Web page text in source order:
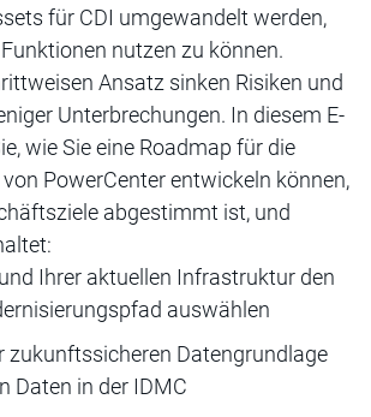
für CDI umgewandelt werden,
nutzen zu können.
Ansatz sinken Risiken und
Unterbrechungen. In diesem E-
wie Sie eine Roadmap für die
PowerCenter entwickeln können,
abgestimmt ist, und
Ihrer aktuellen Infrastruktur den
auswählen
zukunftssicheren Datengrundlage
Daten in der IDMC